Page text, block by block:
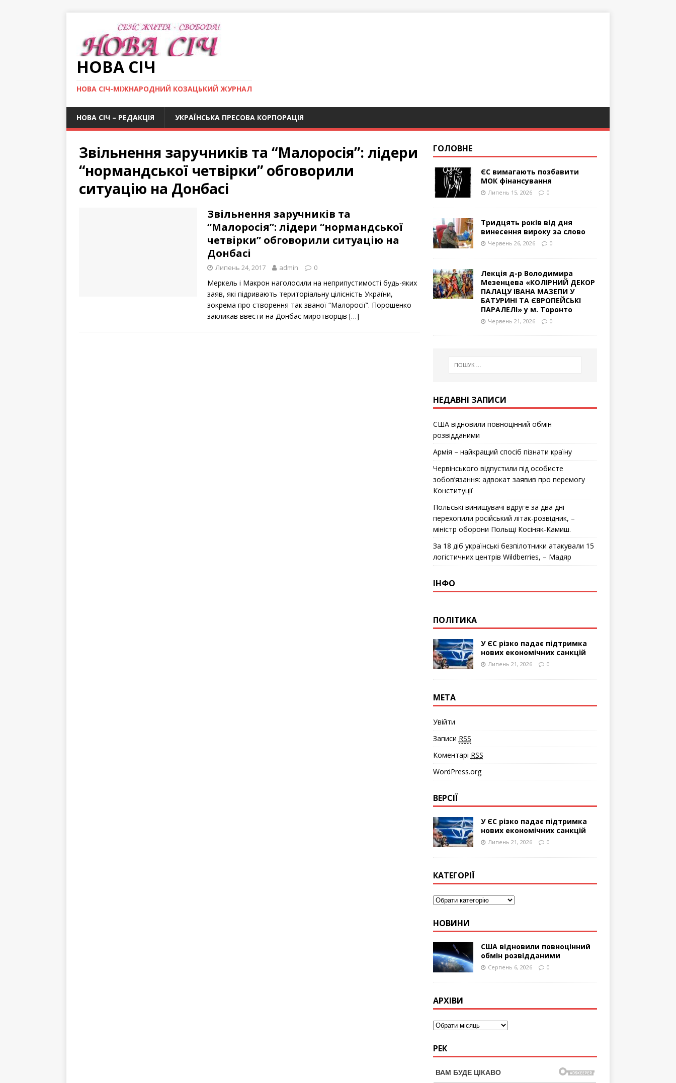
НОВА СІЧ
НОВА СІЧ-МІЖНАРОДНИЙ КОЗАЦЬКИЙ ЖУРНАЛ
НОВА СІЧ – РЕДАКЦІЯ УКРАЇНСЬКА ПРЕСОВА КОРПОРАЦІЯ
Звільнення заручників та “Малоросія”: лідери
“нормандської четвірки” обговорили
ситуацію на Донбасі
Звільнення заручників та
“Малоросія”: лідери “нормандської
четвірки” обговорили ситуацію на
Донбасі
Липень 24, 2017 admin 0
Меркель і Макрон наголосили на неприпустимості будь-яких
заяв, які підривають територіальну цілісність України,
зокрема про створення так званої “Малоросії”. Порошенко
закликав ввести на Донбас миротворців […]
ГОЛОВНЕ
ЄС вимагають позбавити
МОК фінансування
Липень 15, 2026 0
Тридцять років від дня
винесення вироку за слово
Червень 26, 2026 0
Лекція д-р Володимира
Мезенцева «КОЛІРНИЙ ДЕКОР
ПАЛАЦУ ІВАНА МАЗЕПИ У
БАТУРИНІ ТА ЄВРОПЕЙСЬКІ
ПАРАЛЕЛІ» у м. Торонто
Червень 21, 2026 0
НЕДАВНІ ЗАПИСИ
США відновили повноцінний обмін
розвідданими
Армія – найкращий спосіб пізнати країну
Червінського відпустили під особисте
зобов’язання: адвокат заявив про перемогу
Конституції
Польські винищувачі вдруге за два дні
перехопили російський літак-розвідник, –
міністр оборони Польщі Косіняк-Камиш.
За 18 діб українські безпілотники атакували 15
логістичних центрів Wildberries, – Мадяр
ІНФО
ПОЛІТИКА
У ЄС різко падає підтримка
нових економічних санкцій
Липень 21, 2026 0
МЕТА
Увійти
Записи RSS
Коментарі RSS
WordPress.org
ВЕРСІЇ
У ЄС різко падає підтримка
нових економічних санкцій
Липень 21, 2026 0
КАТЕГОРІЇ
НОВИНИ
США відновили повноцінний
обмін розвідданими
Серпень 6, 2026 0
АРХІВИ
РЕК